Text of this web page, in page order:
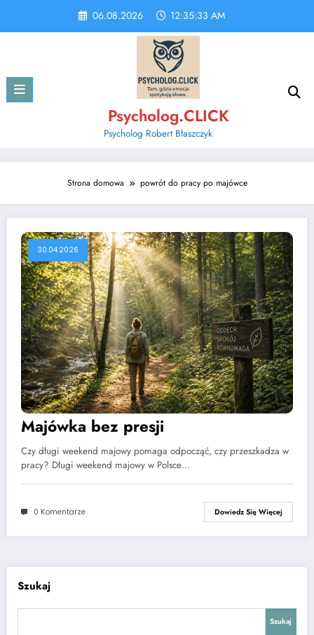
content
06.08.2026 12:35:33 AM
Psycholog.CLICK
Psycholog Robert Błaszczyk
Strona domowa powrót do pracy po majówce
30.04.2026
Majówka bez presji
Czy długi weekend majowy pomaga odpocząć, czy przeszkadza w
pracy? Długi weekend majowy w Polsce…
0 Komentarze Dowiedz Się Więcej
Szukaj
Szukaj